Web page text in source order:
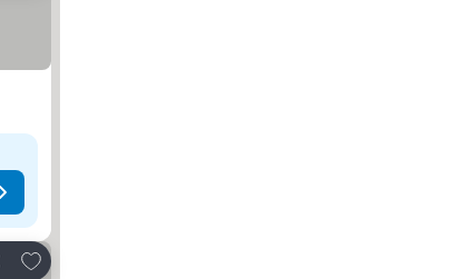
Adicionar aos favoritos